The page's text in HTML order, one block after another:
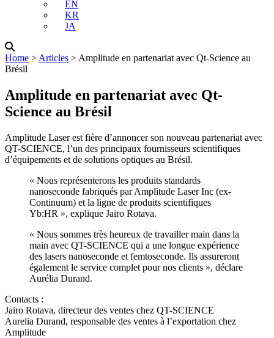
EN
KR
JA
Home ˃ Articles ˃ Amplitude en partenariat avec Qt-Science au
Brésil
Amplitude en partenariat avec Qt-
Science au Brésil
Amplitude Laser est fière d’annoncer son nouveau partenariat avec
QT-SCIENCE, l’un des principaux fournisseurs scientifiques
d’équipements et de solutions optiques au Brésil.
« Nous représenterons les produits standards
nanoseconde fabriqués par Amplitude Laser Inc (ex-
Continuum) et la ligne de produits scientifiques
Yb:HR », explique Jairo Rotava.
« Nous sommes très heureux de travailler main dans la
main avec QT-SCIENCE qui a une longue expérience
des lasers nanoseconde et femtoseconde. Ils assureront
également le service complet pour nos clients », déclare
Aurélia Durand.
Contacts :
Jairo Rotava, directeur des ventes chez QT-SCIENCE
Aurelia Durand, responsable des ventes à l’exportation chez
Amplitude